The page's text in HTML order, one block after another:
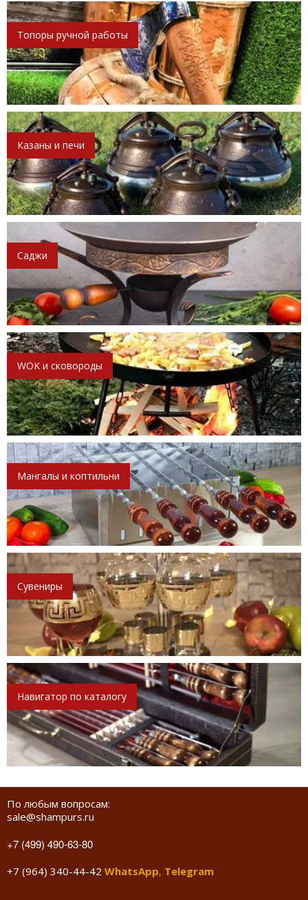
Топоры ручной работы
Казаны и печи
Саджи
WOK и сковороды
Мангалы и коптильни
Сувениры
Навигатор по каталогу
По любым вопросам:
sale@shampurs.ru
+7 (499) 490-63-80
+7 (964) 340-44-42 WhatsApp, Telegram